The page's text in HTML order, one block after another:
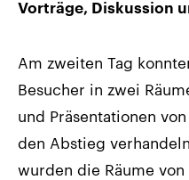
Vorträge, Diskussion
Am zweiten Tag
Besucher in zwei
und Präsentationen
den Abstieg
wurden die Räume